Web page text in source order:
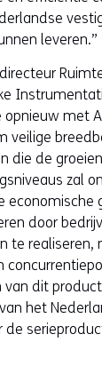
leveren.”
met
veilige
die de
zal
economische
door
te realiseren,
van dit
het